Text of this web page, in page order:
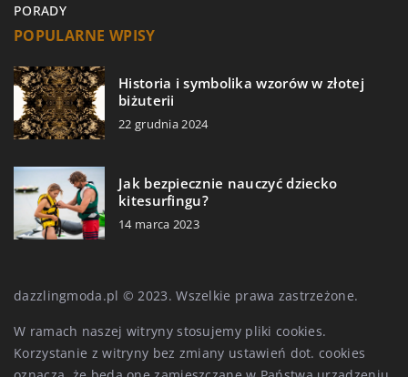
PORADY
POPULARNE WPISY
Historia i symbolika wzorów w złotej
biżuterii
22 grudnia 2024
Jak bezpiecznie nauczyć dziecko
kitesurfingu?
14 marca 2023
dazzlingmoda.pl © 2023. Wszelkie prawa zastrzeżone.
W ramach naszej witryny stosujemy pliki cookies.
Korzystanie z witryny bez zmiany ustawień dot. cookies